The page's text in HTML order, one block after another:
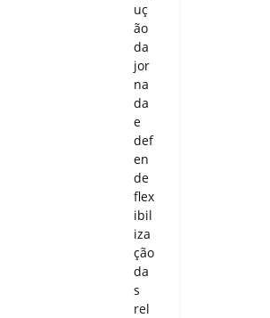
uç
ão
da
jor
na
da
e
def
en
de
flex
ibil
iza
ção
da
s
rel